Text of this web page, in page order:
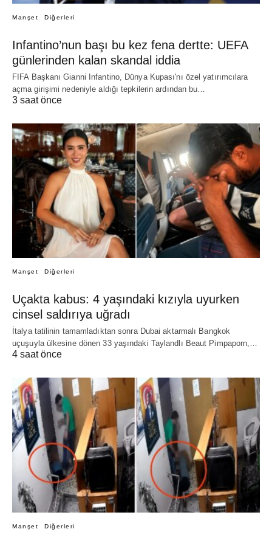
Manşet Diğerleri
Infantino’nun başı bu kez fena dertte: UEFA
günlerinden kalan skandal iddia
FIFA Başkanı Gianni Infantino, Dünya Kupası'nı özel yatırımcılara
açma girişimi nedeniyle aldığı tepkilerin ardından bu…
3 saat önce
Manşet Diğerleri
Uçakta kabus: 4 yaşındaki kızıyla uyurken
cinsel saldırıya uğradı
İtalya tatilinin tamamladıktan sonra Dubai aktarmalı Bangkok
uçuşuyla ülkesine dönen 33 yaşındaki Taylandlı Beaut Pimpaporn,…
4 saat önce
Manşet Diğerleri